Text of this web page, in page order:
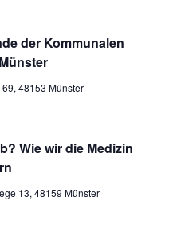
der Kommunalen
69, 48153 Münster
Wie wir die Medizin
13, 48159 Münster